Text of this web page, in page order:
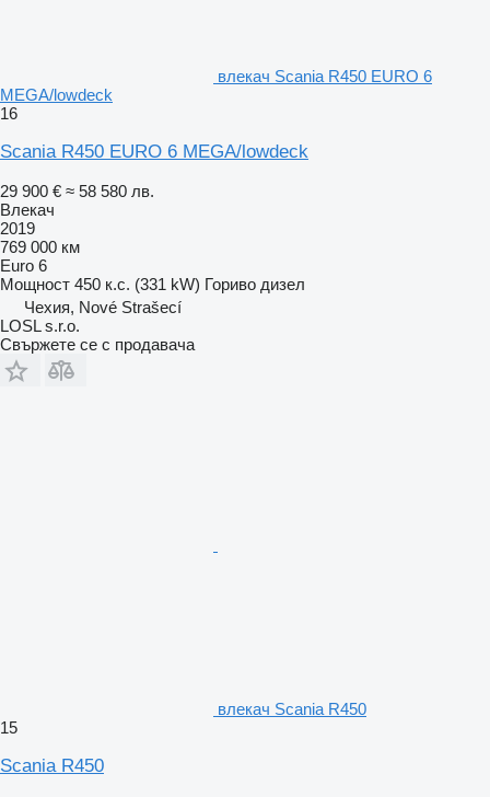
влекач Scania R450 EURO 6
MEGA/lowdeck
16
Scania R450 EURO 6 MEGA/lowdeck
29 900 € ≈ 58 580 лв.
Влекач
2019
769 000 км
Euro 6
Мощност 450 к.с. (331 kW) Гориво дизел
Чехия, Nové Strašecí
LOSL s.r.o.
Свържете се с продавача
влекач Scania R450
15
Scania R450